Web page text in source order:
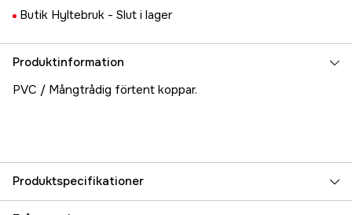
Butik Hyltebruk - Slut i lager
Produktinformation
PVC / Mångtrådig förtent koppar.
Produktspecifikationer